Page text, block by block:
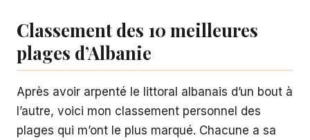
Classement des 10 meilleures
plages d’Albanie
Après avoir arpenté le littoral albanais d’un bout à
l’autre, voici mon classement personnel des
plages qui m’ont le plus marqué. Chacune a sa